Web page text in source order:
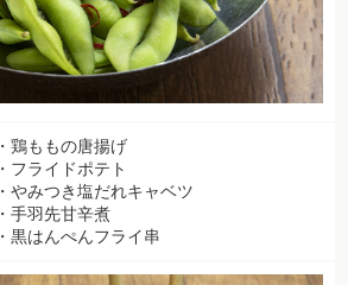
・鶏ももの唐揚げ
・フライドポテト
・やみつき塩だれキャベツ
・手羽先甘辛煮
・黒はんぺんフライ串